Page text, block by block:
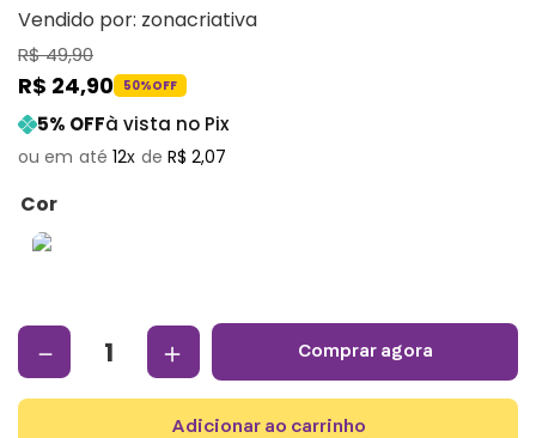
Vendido por: zonacriativa
R$49,90
R$ 24,90 50%OFF
5% OFFà vista no Pix
12 R$ 2,07
Cor
＋
－ comprar agora
adicionar ao carrinho